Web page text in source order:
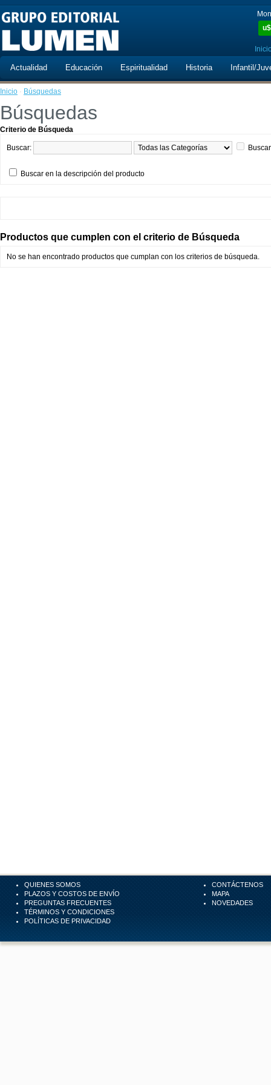
u$
Actualidad Educación Espiritualidad Historia Infantil/
Inicio · Búsquedas
Búsquedas
Criterio de Búsqueda
Buscar:
Buscar en la descripción del producto
Productos que cumplen con el criterio de Búsqueda
No se han encontrado productos que cumplan con los criterios de búsqueda.
QUIENES SOMOS
PLAZOS Y COSTOS DE ENVÍO
PREGUNTAS FRECUENTES
TÉRMINOS Y CONDICIONES
POLÍTICAS DE PRIVACIDAD
CONTÁCTENOS
MAPA
NOVEDADES